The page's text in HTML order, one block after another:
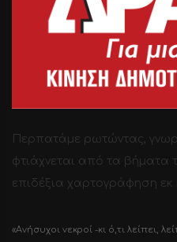
Περπατάμε ρωτώντας,
φτιάχνεται από τα βήματα
επιδέξια χαρτογράφηση
«Ανήσυχοι νεκροί -κι ό,τι λείπει,